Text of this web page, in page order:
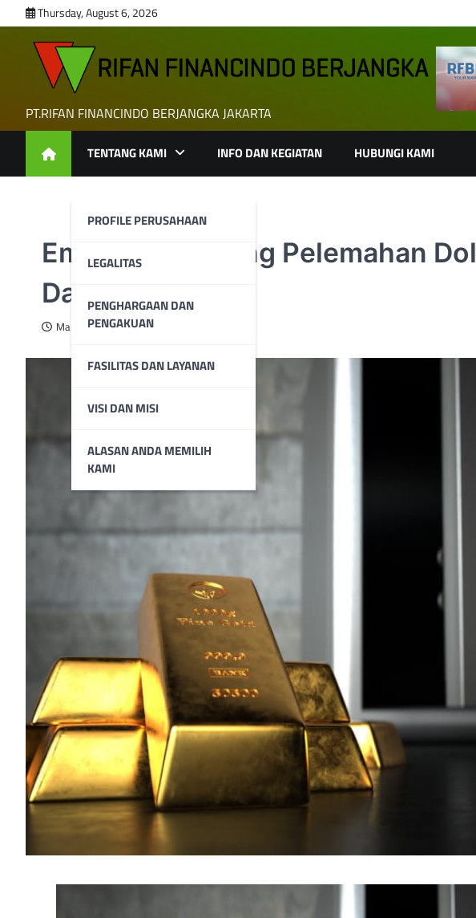
to
content
Thursday, August 6, 2026
PT.RIFAN FINANCINDO BERJANGKA JAKARTA
TENTANG KAMI
PROFILE PERUSAHAAN
LEGALITAS
PENGHARGAAN DAN
PENGAKUAN
FASILITAS DAN LAYANAN
VISI DAN MISI
ALASAN ANDA MEMILIH
KAMI
INFO DAN KEGIATAN HUBUNGI KAMI
Emas Naik Seiring Pelemahan
Data AS
March 11, 2025